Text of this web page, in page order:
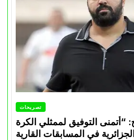
تصريحات
التوفيق لممثلي الكرة